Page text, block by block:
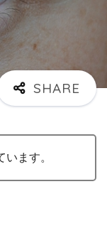
ます。